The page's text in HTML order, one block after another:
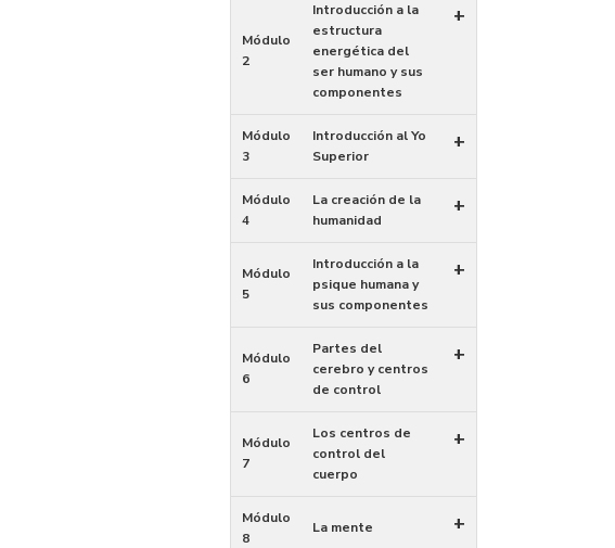
Módulo
2
Introducción a la
estructura
energética del
ser humano y sus
componentes
+
Módulo
3
Introducción al Yo
Superior
+
Módulo
4
La creación de la
humanidad
+
Módulo
5
Introducción a la
psique humana y
sus componentes
+
Módulo
6
Partes del
cerebro y centros
de control
+
Módulo
7
Los centros de
control del
cuerpo
+
Módulo
8
La mente +